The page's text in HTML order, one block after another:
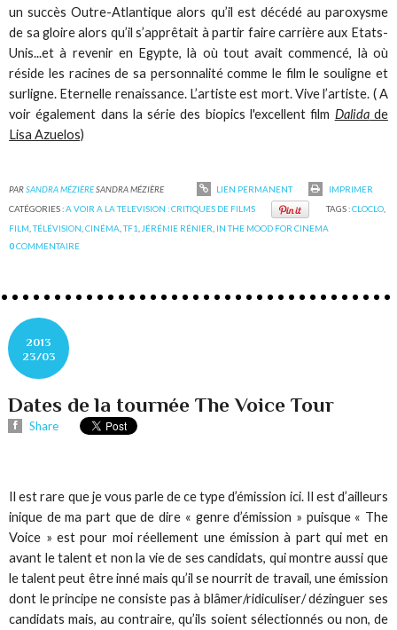
un succès Outre-Atlantique alors qu’il est décédé au paroxysme
de sa gloire alors qu’il s’apprêtait à partir faire carrière aux Etats-
Unis...et à revenir en Egypte, là où tout avait commencé, là où
réside les racines de sa personnalité comme le film le souligne et
surligne. Eternelle renaissance. L’artiste est mort. Vive l’artiste. ( A
voir également dans la série des biopics l'excellent film Dalidade
Lisa Azuelos)
PARSANDRA MÉZIÈRESANDRA MÉZIÈRE LIEN PERMANENT
IMPRIMER
CATÉGORIES :A VOIR A LA TELEVISION : CRITIQUES DE FILMS TAGS :CLOCLO,
FILM ,TÉLÉVISION ,CINÉMA ,TF1 JÉRÉMIE RÉNIER IN THE MOOD FOR CINEMA
0COMMENTAIRE
2013
23/03
Dates de la tournée The Voice Tour
Share
Il est rare que je vous parle de ce type d’émission ici. Il est d’ailleurs
inique de ma part que de dire « genre d’émission » puisque « The
Voice » est pour moi réellement une émission à part qui met en
avant le talent et non la vie de ses candidats, qui montre aussi que
le talent peut être inné mais qu’il se nourrit de travail, une émission
dont le principe ne consiste pas à blâmer/ridiculiser/ dézinguer ses
candidats mais, au contraire, qu’ils soient sélectionnés ou non, de